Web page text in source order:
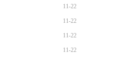
11-22
11-22
11-22
11-22